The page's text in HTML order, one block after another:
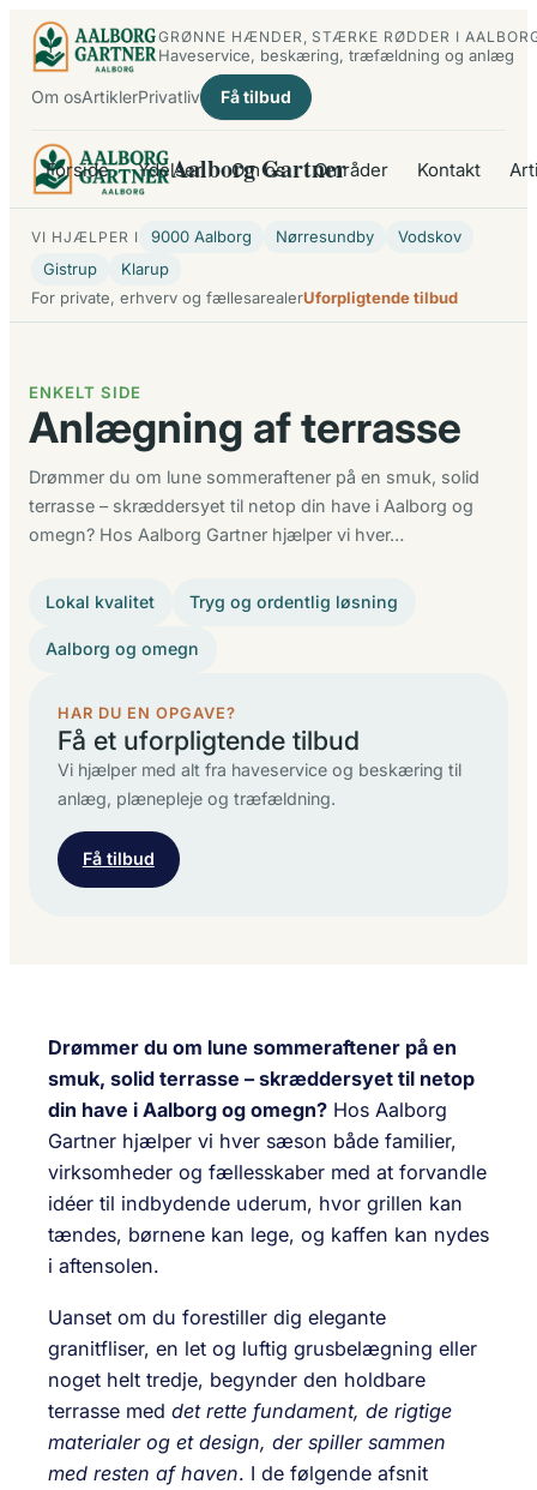
Spring
indhold
GRØNNE HÆNDER, STÆRKE RØDDER I
Haveservice, beskæring, træfældning og anlæg
Om osArtiklerPrivatliv Få tilbud
Aalborg Gartner
Forside Ydelser Om os Områder Kontakt
VI HJÆLPER I 9000 Aalborg Nørresundby
Vodskov
Gistrup
Klarup
For private, erhverv og fællesarealerUforpligtende tilbud
ENKELT SIDE
Anlægning af terrasse
Drømmer du om lune sommeraftener på en smuk, solid
terrasse – skræddersyet til netop din have i Aalborg og
omegn? Hos Aalborg Gartner hjælper vi hver…
Lokal kvalitet Tryg og ordentlig løsning
Aalborg og omegn
HAR DU EN OPGAVE?
Få et uforpligtende tilbud
Vi hjælper med alt fra haveservice og beskæring til
anlæg, plænepleje og træfældning.
Få tilbud
Drømmer du om lune sommeraftener på en
smuk, solid terrasse – skræddersyet til netop
din have i Aalborg og omegn? Hos Aalborg
Gartner hjælper vi hver sæson både familier,
virksomheder og fællesskaber med at forvandle
idéer til indbydende uderum, hvor grillen kan
tændes, børnene kan lege, og kaffen kan nydes
i aftensolen.
Uanset om du forestiller dig elegante
granitfliser, en let og luftig grusbelægning eller
noget helt tredje, begynder den holdbare
terrasse med det rette fundament, de rigtige
materialer og et design, der spiller sammen
med resten af haven. I de følgende afsnit